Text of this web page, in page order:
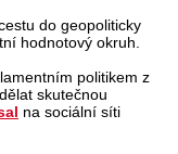
do geopoliticky
hodnotový okruh.
politikem z
skutečnou
na sociální síti